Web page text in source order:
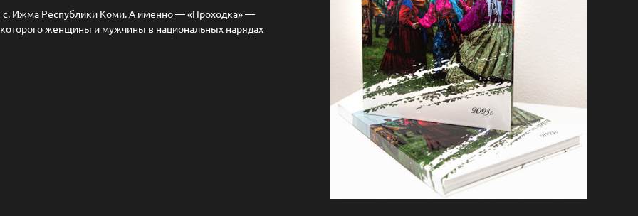
с. Ижма Республики Коми. А именно — «Проходка» —
женщины и мужчины в национальных нарядах